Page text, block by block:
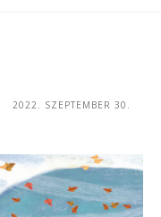
2022. SZEPTEMBER 30.